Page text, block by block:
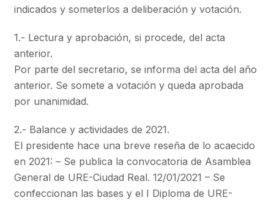
indicados y someterlos a deliberación y votación.
1.- Lectura y aprobación, si procede, del acta
anterior.
Por parte del secretario, se informa del acta del año
anterior. Se somete a votación y queda aprobada
por unanimidad.
2.- Balance y actividades de 2021.
El presidente hace una breve reseña de lo acaecido
en 2021: – Se publica la convocatoria de Asamblea
General de URE-Ciudad Real. 12/01/2021 – Se
confeccionan las bases y el I Diploma de URE-